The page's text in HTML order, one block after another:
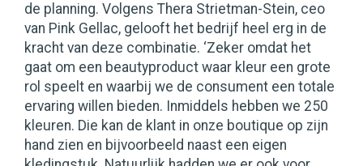
de planning. Volgens Thera Strietman-Stein, ceo
van Pink Gellac, gelooft het bedrijf heel erg in de
kracht van deze combinatie. ‘Zeker omdat het
gaat om een beautyproduct waar kleur een grote
rol speelt en waarbij we de consument een totale
ervaring willen bieden. Inmiddels hebben we 250
kleuren. Die kan de klant in onze boutique op zijn
hand zien en bijvoorbeeld naast een eigen